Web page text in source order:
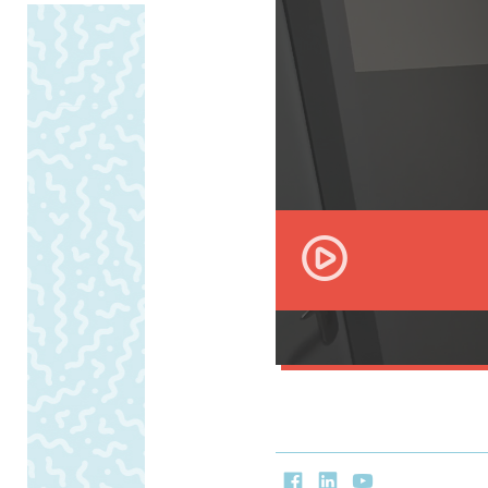
Play
FacebookLinkedInYoutube